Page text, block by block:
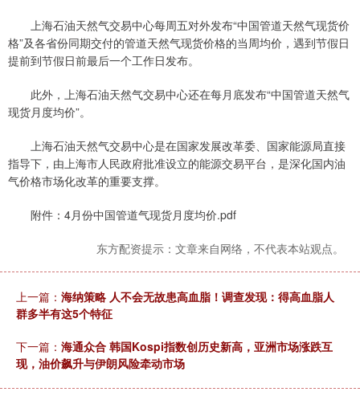
上海石油天然气交易中心每周五对外发布“中国管道天然气现货价
格”及各省份同期交付的管道天然气现货价格的当周均价，遇到节假日
提前到节假日前最后一个工作日发布。
此外，上海石油天然气交易中心还在每月底发布“中国管道天然气
现货月度均价”。
上海石油天然气交易中心是在国家发展改革委、国家能源局直接
指导下，由上海市人民政府批准设立的能源交易平台，是深化国内油
气价格市场化改革的重要支撑。
附件：4月份中国管道气现货月度均价.pdf
东方配资提示：文章来自网络，不代表本站观点。
上一篇： 海纳策略 人不会无故患高血脂！调查发现：得高血脂人
群多半有这5个特征
下一篇： 海通众合 韩国Kospi指数创历史新高，亚洲市场涨跌互
现，油价飙升与伊朗风险牵动市场